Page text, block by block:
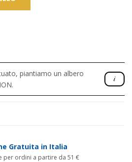
piantiamo un albero
Gratuita in Italia
per ordini a partire da 51 €